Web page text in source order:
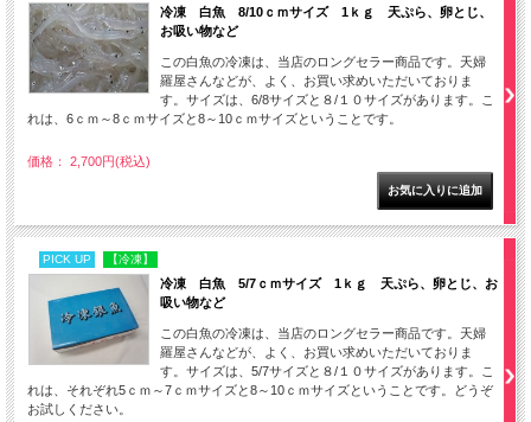
冷凍 白魚 8/10ｃｍサイズ 1ｋｇ 天ぷら、卵とじ、
お吸い物など
この白魚の冷凍は、当店のロングセラー商品です。天婦
羅屋さんなどが、よく、お買い求めいただいておりま
す。サイズは、6/8サイズと８/１０サイズがあります。こ
れは、6ｃｍ～8ｃｍサイズと8～10ｃｍサイズということです。
価格： 2,700円(税込)
PICK UP 【冷凍】
冷凍 白魚 5/7ｃｍサイズ 1ｋｇ 天ぷら、卵とじ、お
吸い物など
この白魚の冷凍は、当店のロングセラー商品です。天婦
羅屋さんなどが、よく、お買い求めいただいておりま
す。サイズは、5/7サイズと８/１０サイズがあります。こ
れは、それぞれ5ｃｍ～7ｃｍサイズと8～10ｃｍサイズということです。どうぞ
お試しください。